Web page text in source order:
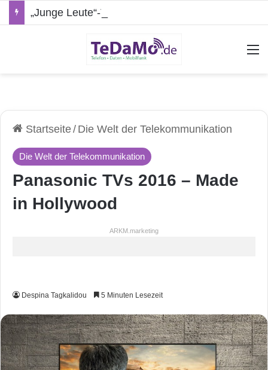
Startseite/ Die Welt der Telekommunikation
Die Welt der Telekommunikation
Panasonic TVs 2016 – Made
in Hollywood
ARKM.marketing
Despina Tagkalidou 5 Minuten Lesezeit